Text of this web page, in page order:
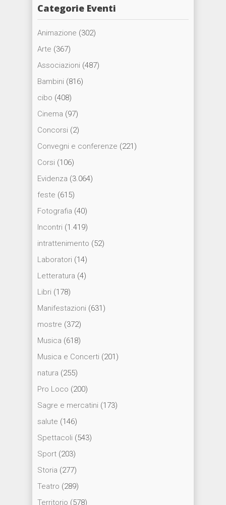
Categorie Eventi
Animazione (302)
Arte (367)
Associazioni (487)
Bambini (816)
cibo (408)
Cinema (97)
Concorsi (2)
Convegni e conferenze (221)
Corsi (106)
Evidenza (3.064)
feste (615)
Fotografia (40)
Incontri (1.419)
intrattenimento (52)
Laboratori (14)
Letteratura (4)
Libri (178)
Manifestazioni (631)
mostre (372)
Musica (618)
Musica e Concerti (201)
natura (255)
Pro Loco (200)
Sagre e mercatini (173)
salute (146)
Spettacoli (543)
Sport (203)
Storia (277)
Teatro (289)
Territorio (578)